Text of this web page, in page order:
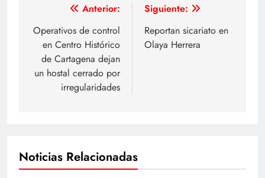
Navegación
de
entradas
Anterior:
Operativos de control
en Centro Histórico
de Cartagena dejan
un hostal cerrado por
irregularidades
Siguiente:
Reportan sicariato en
Olaya Herrera
Noticias Relacionadas